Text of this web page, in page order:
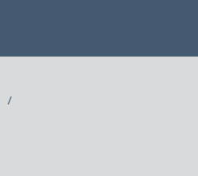
/